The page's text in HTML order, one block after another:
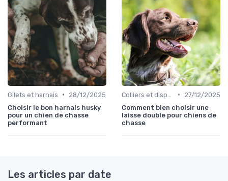
Gilets et harnais •
28/12/2025
Choisir le bon harnais husky
pour un chien de chasse
performant
•
27/12/2025
Comment bien choisir une
laisse double pour chiens de
chasse
Les articles par date